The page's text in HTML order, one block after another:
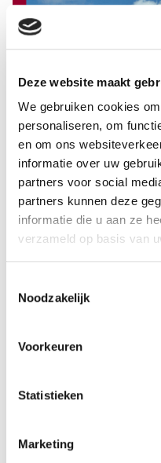
Deze website maakt
We gebruiken cookies
personaliseren, om
en om ons
informatie over uw
partners voor social
partners kunnen deze
informatie die u aan ze
verzameld op basis van
Noodzakelijk
Voorkeuren
Statistieken
Marketing
Meer kansen op
uitzendkrachten
Je denkt aan het kopen
Lees meer